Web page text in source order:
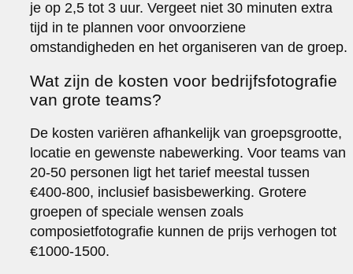
je op 2,5 tot 3 uur. Vergeet niet 30 minuten extra
tijd in te plannen voor onvoorziene
omstandigheden en het organiseren van de groep.
Wat zijn de kosten voor bedrijfsfotografie
van grote teams?
De kosten variëren afhankelijk van groepsgrootte,
locatie en gewenste nabewerking. Voor teams van
20-50 personen ligt het tarief meestal tussen
€400-800, inclusief basisbewerking. Grotere
groepen of speciale wensen zoals
composietfotografie kunnen de prijs verhogen tot
€1000-1500.